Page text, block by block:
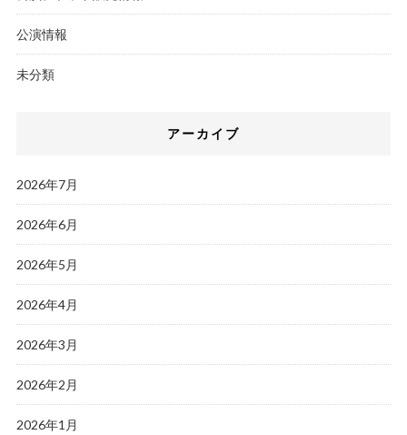
公演情報
未分類
アーカイブ
2026年7月
2026年6月
2026年5月
2026年4月
2026年3月
2026年2月
2026年1月